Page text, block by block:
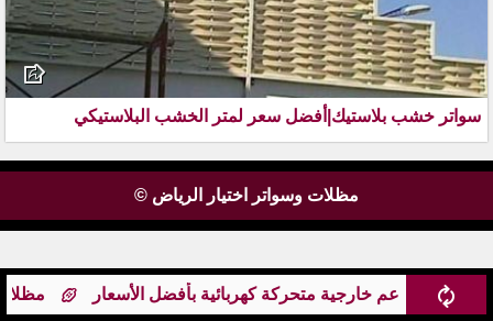
ومطاعم خارجية متحركة كهربائية بأفضل الأسعار
سواتر خشب بلاستيك|أفضل سعر لمتر الخشب البلاستيكي
مظلات وسواتر اختيار الرياض ©